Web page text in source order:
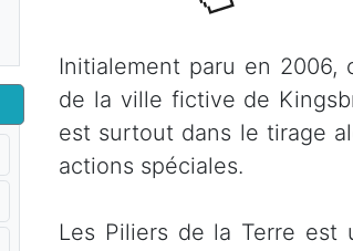
Initialement paru en
de la ville fictive de
est surtout dans le tirage
actions spéciales.
Les Piliers de la Terre